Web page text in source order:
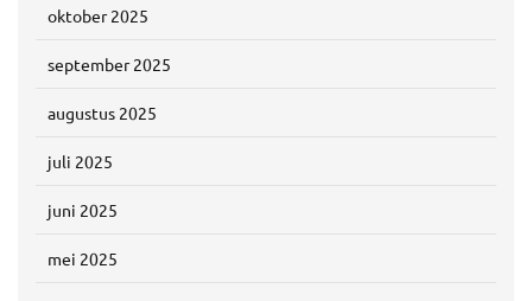
oktober 2025
september 2025
augustus 2025
juli 2025
juni 2025
mei 2025